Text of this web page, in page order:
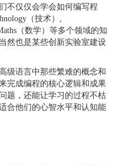
不仅仅会学会如何编写程
（技术）,
（数学）等多个领域的知
然也是某些创新实验室建设
级语言中那些繁难的概念和
完成编程的核心逻辑和成果
题，还能让学习的过程不枯
合他们的心智水平和认知能